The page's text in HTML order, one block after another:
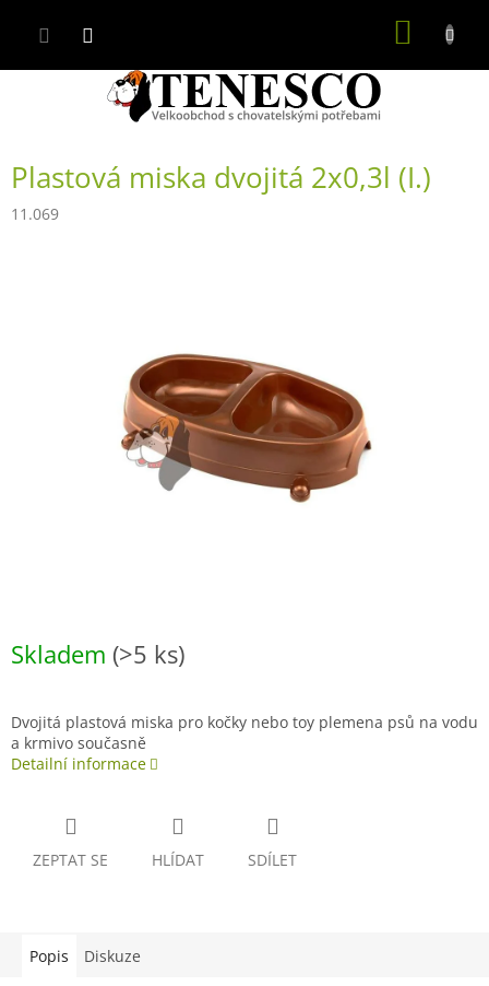
Plastová miska dvojitá 2x0,3l (I.)
11.069
Skladem (>5 ks)
Dvojitá plastová miska pro kočky nebo toy plemena psů na vodu
a krmivo současně
Detailní informace
ZEPTAT SE HLÍDAT SDÍLET
Popis Diskuze